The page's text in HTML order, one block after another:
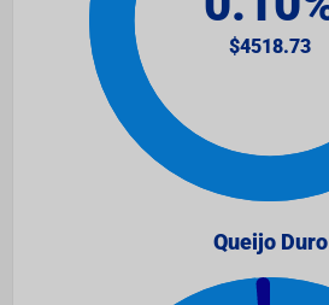
Queijo Duro